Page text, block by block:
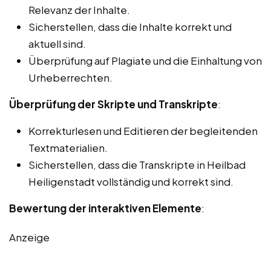
Relevanz der Inhalte.
Sicherstellen, dass die Inhalte korrekt und
aktuell sind.
Überprüfung auf Plagiate und die Einhaltung von
Urheberrechten.
Überprüfung der Skripte und Transkripte:
Korrekturlesen und Editieren der begleitenden
Textmaterialien.
Sicherstellen, dass die Transkripte in Heilbad
Heiligenstadt vollständig und korrekt sind.
Bewertung der interaktiven Elemente:
Anzeige